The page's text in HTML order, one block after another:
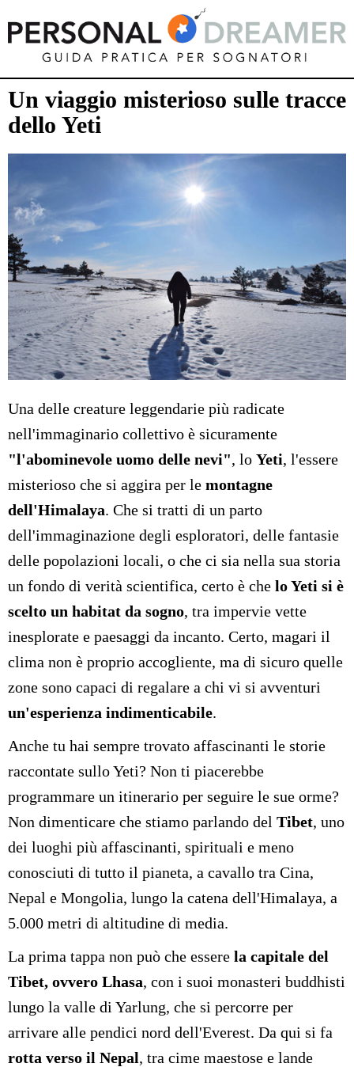
Un viaggio misterioso sulle tracce
dello Yeti
Una delle creature leggendarie più radicate
nell'immaginario collettivo è sicuramente
"l'abominevole uomo delle nevi", lo Yeti, l'essere
misterioso che si aggira per le montagne
dell'Himalaya. Che si tratti di un parto
dell'immaginazione degli esploratori, delle fantasie
delle popolazioni locali, o che ci sia nella sua storia
un fondo di verità scientifica, certo è che lo Yeti si è
scelto un habitat da sogno, tra impervie vette
inesplorate e paesaggi da incanto. Certo, magari il
clima non è proprio accogliente, ma di sicuro quelle
zone sono capaci di regalare a chi vi si avventuri
un'esperienza indimenticabile.
Anche tu hai sempre trovato affascinanti le storie
raccontate sullo Yeti? Non ti piacerebbe
programmare un itinerario per seguire le sue orme?
Non dimenticare che stiamo parlando del Tibet, uno
dei luoghi più affascinanti, spirituali e meno
conosciuti di tutto il pianeta, a cavallo tra Cina,
Nepal e Mongolia, lungo la catena dell'Himalaya, a
5.000 metri di altitudine di media.
La prima tappa non può che essere la capitale del
Tibet, ovvero Lhasa, con i suoi monasteri buddhisti
lungo la valle di Yarlung, che si percorre per
arrivare alle pendici nord dell'Everest. Da qui si fa
rotta verso il Nepal, tra cime maestose e lande